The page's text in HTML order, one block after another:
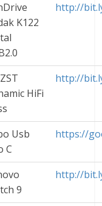
K122
http://
HiFi
http://
Usb
C
https://
9
http://